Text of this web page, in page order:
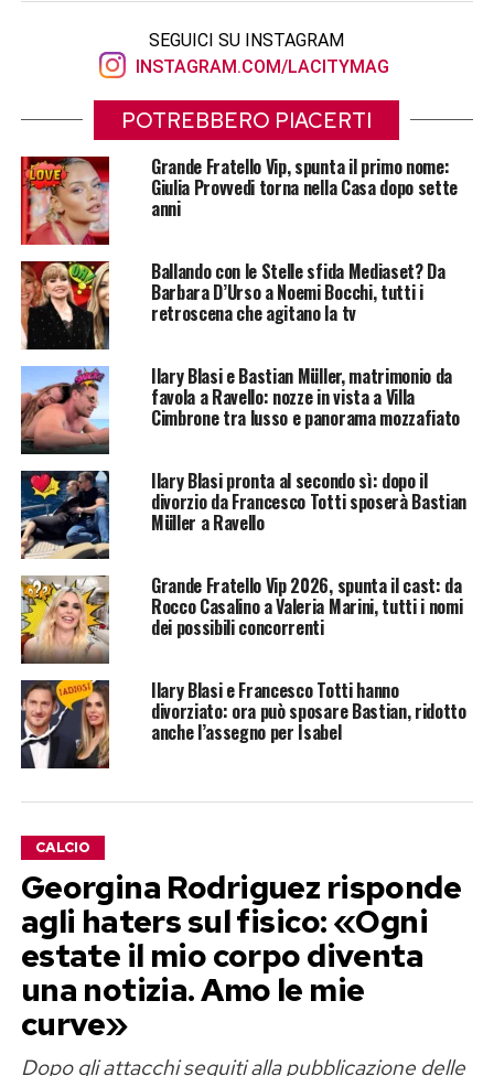
SEGUICI SU INSTAGRAM
INSTAGRAM.COM/LACITYMAG
POTREBBERO PIACERTI
Grande Fratello Vip, spunta il primo nome:
Giulia Provvedi torna nella Casa dopo sette
anni
Ballando con le Stelle sfida Mediaset? Da
Barbara D’Urso a Noemi Bocchi, tutti i
retroscena che agitano la tv
Ilary Blasi e Bastian Müller, matrimonio da
favola a Ravello: nozze in vista a Villa
Cimbrone tra lusso e panorama mozzafiato
Ilary Blasi pronta al secondo sì: dopo il
divorzio da Francesco Totti sposerà Bastian
Müller a Ravello
Grande Fratello Vip 2026, spunta il cast: da
Rocco Casalino a Valeria Marini, tutti i nomi
dei possibili concorrenti
Ilary Blasi e Francesco Totti hanno
divorziato: ora può sposare Bastian, ridotto
anche l’assegno per Isabel
CALCIO
Georgina Rodriguez risponde
agli haters sul fisico: «Ogni
estate il mio corpo diventa
una notizia. Amo le mie
curve»
Dopo gli attacchi seguiti alla pubblicazione delle